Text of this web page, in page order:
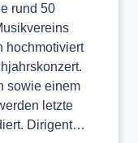
rund 50
hochmotiviert
sowie einem
letzte
Dirigent…